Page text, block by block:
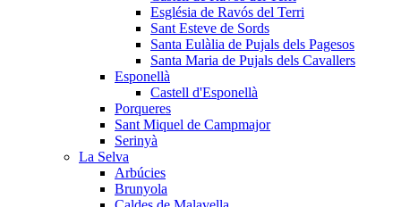
Església de Ravós del Terri
Sant Esteve de Sords
Santa Eulàlia de Pujals dels Pagesos
Santa Maria de Pujals dels Cavallers
Esponellà
Castell d'Esponellà
Porqueres
Sant Miquel de Campmajor
Serinyà
La Selva
Arbúcies
Brunyola